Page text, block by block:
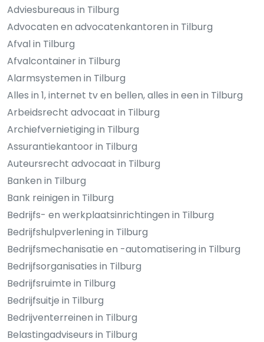
Adviesbureaus in Tilburg
Advocaten en advocatenkantoren in Tilburg
Afval in Tilburg
Afvalcontainer in Tilburg
Alarmsystemen in Tilburg
Alles in 1, internet tv en bellen, alles in een in Tilburg
Arbeidsrecht advocaat in Tilburg
Archiefvernietiging in Tilburg
Assurantiekantoor in Tilburg
Auteursrecht advocaat in Tilburg
Banken in Tilburg
Bank reinigen in Tilburg
Bedrijfs- en werkplaatsinrichtingen in Tilburg
Bedrijfshulpverlening in Tilburg
Bedrijfsmechanisatie en -automatisering in Tilburg
Bedrijfsorganisaties in Tilburg
Bedrijfsruimte in Tilburg
Bedrijfsuitje in Tilburg
Bedrijventerreinen in Tilburg
Belastingadviseurs in Tilburg